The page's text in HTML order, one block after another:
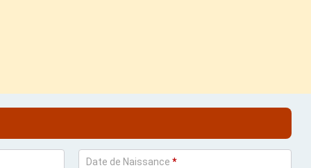
Date de Naissance *